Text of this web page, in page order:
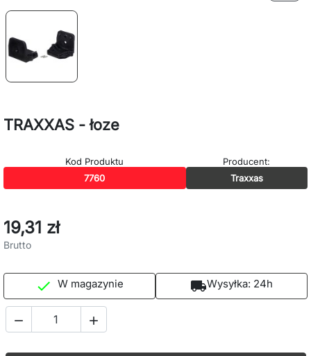
TRAXXAS - łoze
Kod Produktu
7760
Producent:
Traxxas
19,31 zł
Brutto
 W magazynie local_shippingWysyłka: 24h
 